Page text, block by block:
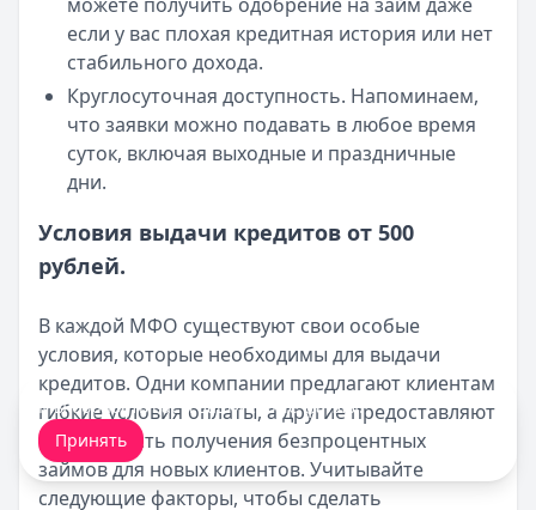
если у вас плохая кредитная история или нет
стабильного дохода.
Круглосуточная доступность. Напоминаем,
что заявки можно подавать в любое время
суток, включая выходные и праздничные
дни.
Условия выдачи кредитов от 500
рублей.
В каждой МФО существуют свои особые
условия, которые необходимы для выдачи
кредитов. Одни компании предлагают клиентам
гибкие условия оплаты, а другие предоставляют
возможность получения безпроцентных
займов для новых клиентов. Учитывайте
следующие факторы, чтобы сделать
Мы обрабатываем ваши cookie-файлы.
Принять